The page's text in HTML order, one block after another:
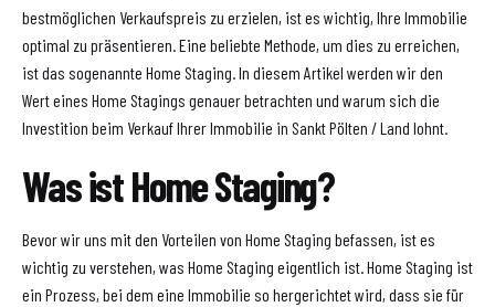
bestmöglichen Verkaufspreis zu erzielen, ist es wichtig, Ihre Immobilie
optimal zu präsentieren. Eine beliebte Methode, um dies zu erreichen,
ist das sogenannte Home Staging. In diesem Artikel werden wir den
Wert eines Home Stagings genauer betrachten und warum sich die
Investition beim Verkauf Ihrer Immobilie in Sankt Pölten / Land lohnt.
Was ist Home Staging?
Bevor wir uns mit den Vorteilen von Home Staging befassen, ist es
wichtig zu verstehen, was Home Staging eigentlich ist. Home Staging ist
ein Prozess, bei dem eine Immobilie so hergerichtet wird, dass sie für